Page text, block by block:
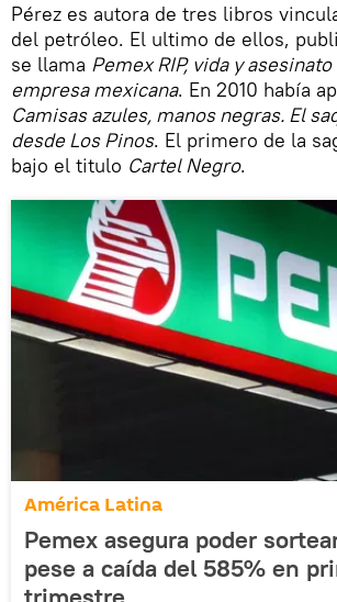
Pérez es autora de tres libros
del petróleo. El ultimo de ellos,
se llama Pemex RIP, vida y
empresa mexicana. En 2010 había
Camisas azules, manos negras. El
desde Los Pinos. El primero de la
bajo el titulo Cartel Negro.
América Latina
Pemex asegura poder
pese a caída del 585% en